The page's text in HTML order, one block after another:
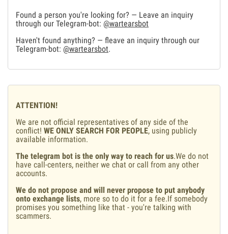
Found a person you're looking for? — Leave an inquiry
through our Telegram-bot: @wartearsbot
Haven't found anything? — fleave an inquiry through our
Telegram-bot: @wartearsbot.
ATTENTION!
We are not official representatives of any side of the
conflict! WE ONLY SEARCH FOR PEOPLE, using publicly
available information.
The telegram bot is the only way to reach for us.We do not
have call-centers, neither we chat or call from any other
accounts.
We do not propose and will never propose to put anybody
onto exchange lists, more so to do it for a fee.If somebody
promises you something like that - you're talking with
scammers.